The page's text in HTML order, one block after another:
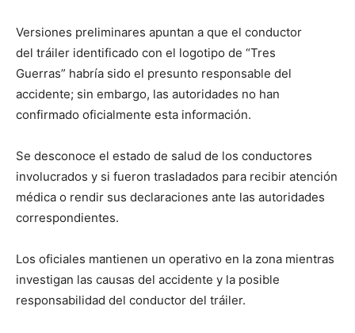
Versiones preliminares apuntan a que el conductor
del tráiler identificado con el logotipo de “Tres
Guerras” habría sido el presunto responsable del
accidente; sin embargo, las autoridades no han
confirmado oficialmente esta información.
Se desconoce el estado de salud de los conductores
involucrados y si fueron trasladados para recibir atención
médica o rendir sus declaraciones ante las autoridades
correspondientes.
Los oficiales mantienen un operativo en la zona mientras
investigan las causas del accidente y la posible
responsabilidad del conductor del tráiler.